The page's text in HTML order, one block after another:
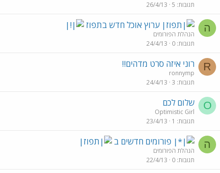
תגובות 5
26/4/13
ה ערוץ אוכל חדש בתפוז
הנהלת הפורומים
תגובות 0
24/4/13
R רוני איזה סרט מדהים!!
ronnymp
תגובות 3
24/4/13
O שלום לכם
Optimistic Girl
תגובות 1
23/4/13
ה פורומים חדשים ב
הנהלת הפורומים
תגובות 0
22/4/13